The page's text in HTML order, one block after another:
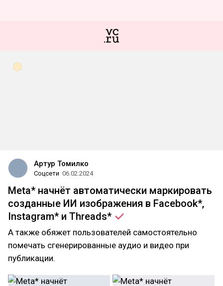
Артур Томилко
Соцсети 06.02.2024
Meta* начнёт автоматически маркировать
созданные ИИ изображения в Facebook*,
Instagram* и Threads*
А также обяжет пользователей самостоятельно
помечать сгенерированные аудио и видео при
публикации.